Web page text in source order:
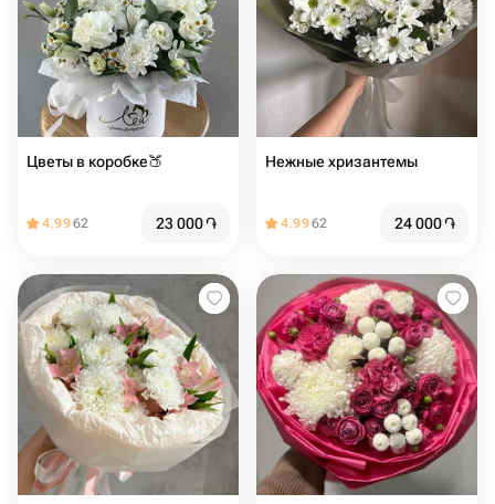
Цветы в коробке🍑
4.9962 23 000֏
Нежные хризантемы
4.9962 24 000֏